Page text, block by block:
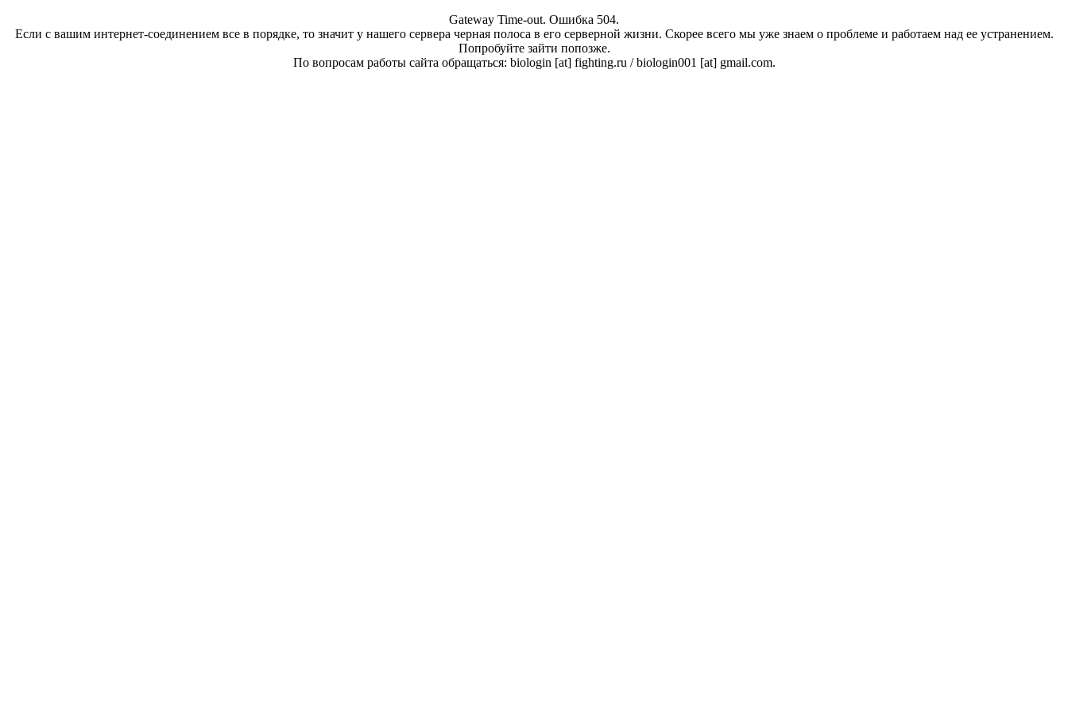
Gateway Time-out. Ошибка 504.
Если с вашим интернет-соединением все в порядке, то значит у нашего сервера черная полоса в его серверной жизни. Скорее всего мы уже знаем о проблеме и работаем над ее устранением.
Попробуйте зайти попозже.
По вопросам работы сайта обращаться: biologin [at] fighting.ru / biologin001 [at] gmail.com.